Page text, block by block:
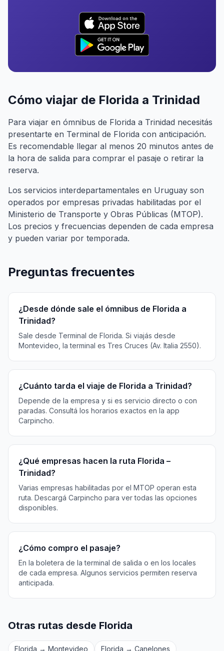
Cómo viajar de Florida a Trinidad
Para viajar en ómnibus de Florida a Trinidad necesitás
presentarte en Terminal de Florida con anticipación.
Es recomendable llegar al menos 20 minutos antes de
la hora de salida para comprar el pasaje o retirar la
reserva.
Los servicios interdepartamentales en Uruguay son
operados por empresas privadas habilitadas por el
Ministerio de Transporte y Obras Públicas (MTOP).
Los precios y frecuencias dependen de cada empresa
y pueden variar por temporada.
Preguntas frecuentes
¿Desde dónde sale el ómnibus de Florida a
Trinidad?
Sale desde Terminal de Florida. Si viajás desde
Montevideo, la terminal es Tres Cruces (Av. Italia 2550).
¿Cuánto tarda el viaje de Florida a Trinidad?
Depende de la empresa y si es servicio directo o con
paradas. Consultá los horarios exactos en la app
Carpincho.
¿Qué empresas hacen la ruta Florida –
Trinidad?
Varias empresas habilitadas por el MTOP operan esta
ruta. Descargá Carpincho para ver todas las opciones
disponibles.
¿Cómo compro el pasaje?
En la boletera de la terminal de salida o en los locales
de cada empresa. Algunos servicios permiten reserva
anticipada.
Otras rutas desde Florida
Florida → Montevideo Florida → Canelones